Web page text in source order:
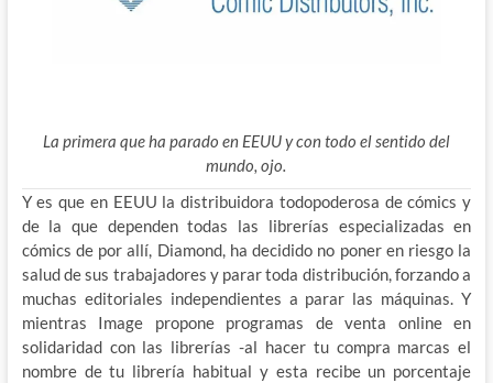
La primera que ha parado en EEUU y con todo el sentido del
mundo, ojo.
Y es que en EEUU la distribuidora todopoderosa de cómics y
de la que dependen todas las librerías especializadas en
cómics de por allí, Diamond, ha decidido no poner en riesgo la
salud de sus trabajadores y parar toda distribución, forzando a
muchas editoriales independientes a parar las máquinas. Y
mientras Image propone programas de venta online en
solidaridad con las librerías -al hacer tu compra marcas el
nombre de tu librería habitual y esta recibe un porcentaje